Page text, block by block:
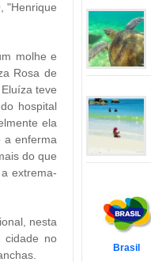
"Henrique
molhe e
Rosa de
teve
hospital
ela
a enferma
do que
extrema-
nesta
cidade no
Brasil